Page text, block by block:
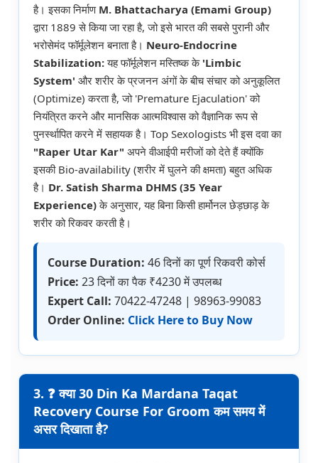
है। इसका निर्माण M. Bhattacharya (Emami Group)
द्वारा 1889 से किया जा रहा है, जो इसे भारत की सबसे पुरानी और
भरोसेमंद फॉर्मूलेशन बनाता है। Neuro-Endocrine
Stabilization:यह फॉर्मूलेशन मस्तिष्क के 'Limbic
System' और शरीर के प्रजनन अंगों के बीच संचार को अनुकूलित
(Optimize) करता है, जो 'Premature Ejaculation' को
नियंत्रित करने और मानसिक आत्मविश्वास को वैज्ञानिक रूप से
पुनर्स्थापित करने में सहायक है। Top Sexologists भी इस दवा का
"Raper Utar Kar" अपने वीआईपी मरीजों को देते हैं क्योंकि
इसकी Bio-availability (शरीर में घुलने की क्षमता) बहुत अधिक
है। Dr. Satish Sharma DHMS (35 Year
Experience)के अनुसार, यह बिना किसी हार्मोनल छेड़छाड़ के
शरीर को रिकवर करती है।
Course Duration: 46 दिनों का पूर्ण रिकवरी कोर्स
Price: 23 दिनों का पैक ₹4230 में उपलब्ध
Expert Call: 70422-47248 | 98963-99083
Order Online: Click Here to Buy Now
3. ❓ क्या 30 Din Ka Mardana Taqat
Recovery Course For Groom कम समय में
असर दिखाता है?